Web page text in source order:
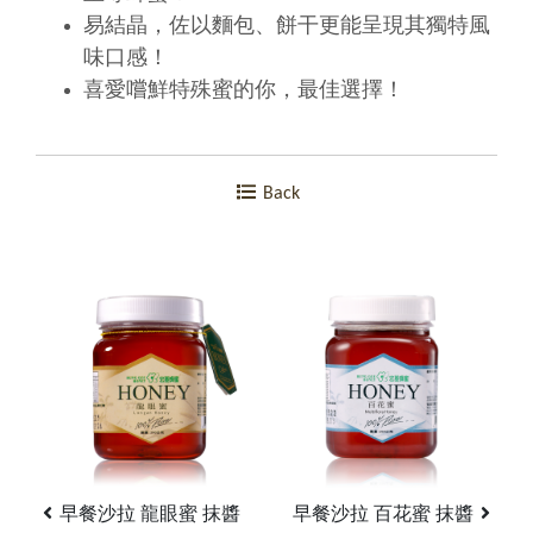
易結晶，佐以麵包、餅干更能呈現其獨特風
味口感！
喜愛嚐鮮特殊蜜的你，最佳選擇！
Back
早餐沙拉 龍眼蜜 抹醬
早餐沙拉 百花蜜 抹醬